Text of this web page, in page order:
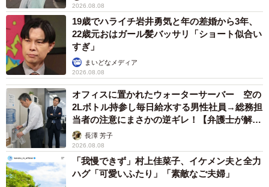
――誰だって、何かしら「好きなこと」を持っているも
の。それを隠したり、バカにしたりするのではなく、互い
に理解し合える関係でいられたら…。夫婦であれ、家族で
あれ、「推し活」は日常をちょっと豊かにしてくれる、立
派なコミュニケーションツールになるのかもしれません
ね。
◇ ◇
◆はいどろ漫画 日常の事件や、身近なスカッと話をお届
け！【はいどろ漫画】のInstagramで連載漫画を描いてま
2026.08.08
19歳でハライチ岩井勇気と年の差婚から3年、
22歳元おはガール髪バッサリ「ショート似合い
すぎ」
まいどなメディア
2026.08.08
オフィスに置かれたウォーターサーバー 空の
2Lボトル持参し毎日給水する男性社員→総務担
当者の注意にまさかの逆ギレ！【弁護士が解
説】長澤 芳子
2026.08.08
「我慢できず」村上佳菜子、イケメン夫と全力
ハグ「可愛いふたり」「素敵なご夫婦」